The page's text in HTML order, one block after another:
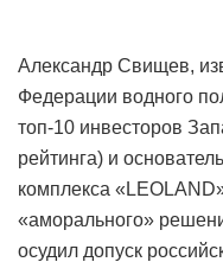
Александр Свищев,
Федерации водного
топ-10 инвесторов
рейтинга) и
комплекса
«аморального»
осудил допуск